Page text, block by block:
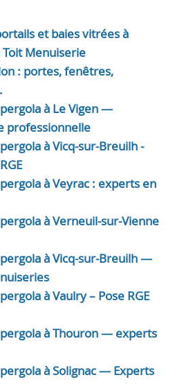
et baies vitrées à
Menuiserie
: portes, fenêtres,
à Le Vigen —
professionnelle
à Vicq-sur-Breuilh -
à Veyrac : experts en
à Verneuil-sur-Vienne
à Vicq-sur-Breuilh —
à Vaulry – Pose RGE
à Thouron — experts
à Solignac — Experts